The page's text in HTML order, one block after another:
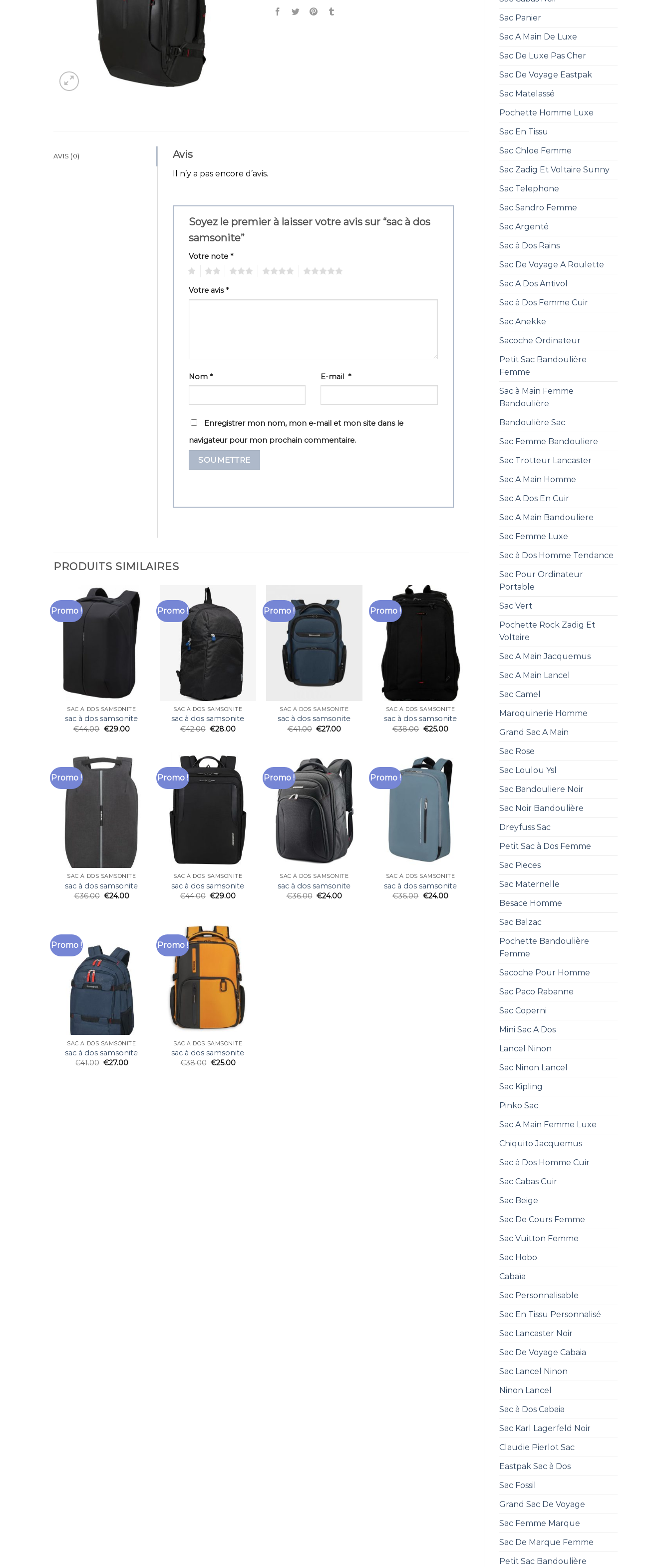
Sac Panier
Sac A Main De Luxe
Sac De Luxe Pas Cher
Sac De Voyage Eastpak
Sac Matelassé
Pochette Homme Luxe
Sac En Tissu
Sac Chloe Femme
Sac Zadig Et Voltaire Sunny
Sac Telephone
Sac Sandro Femme
Sac Argenté
Sac à Dos Rains
Sac De Voyage A Roulette
Sac A Dos Antivol
Sac à Dos Femme Cuir
Sac Anekke
Sacoche Ordinateur
Petit Sac Bandoulière
Femme
Sac à Main Femme
Bandoulière
Bandoulière Sac
Sac Femme Bandouliere
Sac Trotteur Lancaster
Sac A Main Homme
Sac A Dos En Cuir
Sac A Main Bandouliere
Sac Femme Luxe
Sac à Dos Homme Tendance
Sac Pour Ordinateur
Portable
Sac Vert
Pochette Rock Zadig Et
Voltaire
Sac A Main Jacquemus
Sac A Main Lancel
Sac Camel
Maroquinerie Homme
Grand Sac A Main
Sac Rose
Sac Loulou Ysl
Sac Bandouliere Noir
Sac Noir Bandoulière
Dreyfuss Sac
Petit Sac à Dos Femme
Sac Pieces
Sac Maternelle
Besace Homme
Sac Balzac
Pochette Bandoulière
Femme
Sacoche Pour Homme
Sac Paco Rabanne
Sac Coperni
Mini Sac A Dos
Lancel Ninon
Sac Ninon Lancel
Sac Kipling
Pinko Sac
Sac A Main Femme Luxe
Chiquito Jacquemus
Sac à Dos Homme Cuir
Sac Cabas Cuir
Sac Beige
Sac De Cours Femme
Sac Vuitton Femme
Sac Hobo
Cabaïa
Sac Personnalisable
Sac En Tissu Personnalisé
Sac Lancaster Noir
Sac De Voyage Cabaia
Sac Lancel Ninon
Ninon Lancel
Sac à Dos Cabaia
Sac Karl Lagerfeld Noir
Claudie Pierlot Sac
Eastpak Sac à Dos
Sac Fossil
Grand Sac De Voyage
Sac Femme Marque
Sac De Marque Femme
Petit Sac Bandoulière
AVIS (0) Avis
Il n’y a pas encore d’avis.
Soyez le premier à laisser votre avis sur “sac à dos
samsonite”
Votre note *
Votre avis*
Nom * E-mail*
Enregistrer mon nom, mon e-mail et mon site dans le
navigateur pour mon prochain commentaire.
PRODUITS SIMILAIRES
Promo !
SAC À DOS SAMSONITE
sac à dos samsonite
€44.00 €29.00
Promo !
SAC À DOS SAMSONITE
sac à dos samsonite
€42.00 €28.00
Promo !
SAC À DOS SAMSONITE
sac à dos samsonite
€41.00 €27.00
Promo !
SAC À DOS SAMSONITE
sac à dos samsonite
€38.00 €25.00
Promo !
SAC À DOS SAMSONITE
sac à dos samsonite
€36.00 €24.00
Promo !
SAC À DOS SAMSONITE
sac à dos samsonite
€44.00 €29.00
Promo !
SAC À DOS SAMSONITE
sac à dos samsonite
€36.00 €24.00
Promo !
SAC À DOS SAMSONITE
sac à dos samsonite
€36.00 €24.00
Promo !
SAC À DOS SAMSONITE
sac à dos samsonite
€41.00 €27.00
Promo !
SAC À DOS SAMSONITE
sac à dos samsonite
€38.00 €25.00